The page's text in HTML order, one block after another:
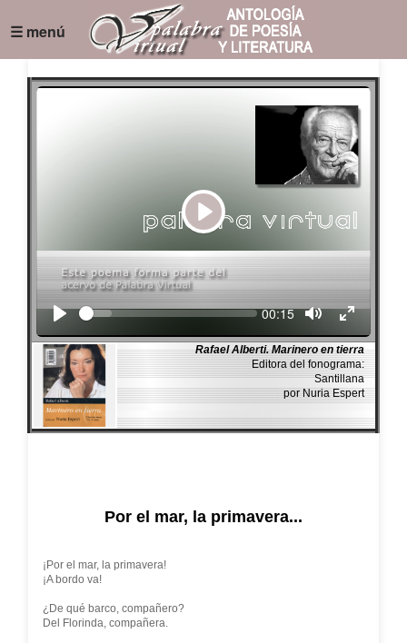
☰ menú
Play
Seek Current
00:15
Rafael Alberti. Marinero en tierra
Editora del fonograma:
Santillana
por Nuria Espert
Por el mar, la primavera...
¡Por el mar, la primavera!
¡A bordo va!
¿De qué barco, compañero?
Del Florinda, compañera.